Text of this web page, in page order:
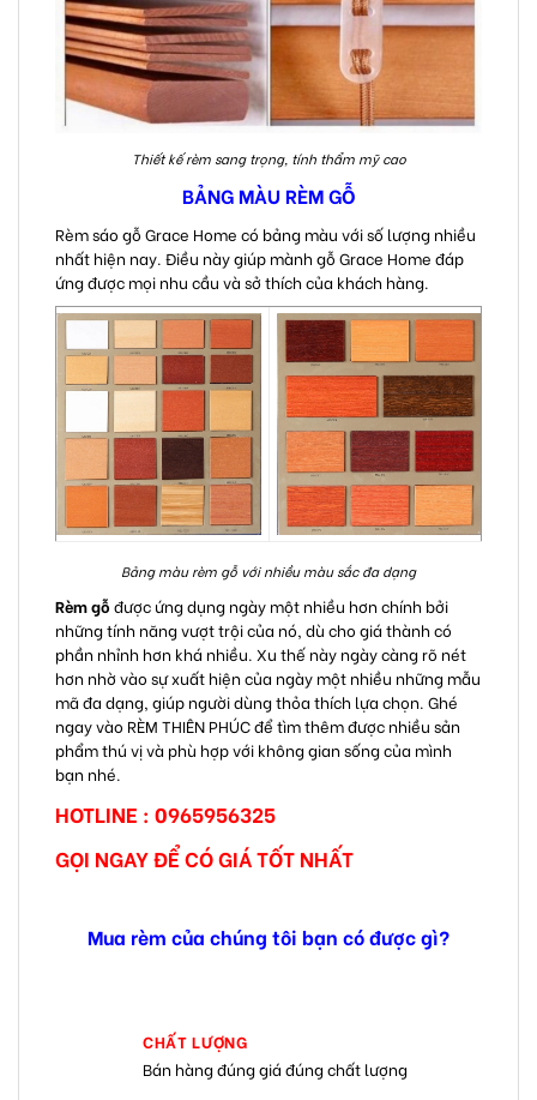
Thiết kế rèm sang trọng, tính thẩm mỹ cao
BẢNG MÀU RÈM GỖ
Rèm sáo gỗ Grace Home có bảng màu với số lượng nhiều
nhất hiện nay. Điều này giúp mành gỗ Grace Home đáp
ứng được mọi nhu cầu và sở thích của khách hàng.
Bảng màu rèm gỗ với nhiều màu sắc đa dạng
Rèm gỗ được ứng dụng ngày một nhiều hơn chính bởi
những tính năng vượt trội của nó, dù cho giá thành có
phần nhỉnh hơn khá nhiều. Xu thế này ngày càng rõ nét
hơn nhờ vào sự xuất hiện của ngày một nhiều những mẫu
mã đa dạng, giúp người dùng thỏa thích lựa chọn. Ghé
ngay vào RÈM THIÊN PHÚC để tìm thêm được nhiều sản
phẩm thú vị và phù hợp với không gian sống của mình
bạn nhé.
HOTLINE : 0965956325
GỌI NGAY ĐỂ CÓ GIÁ TỐT NHẤT
Mua rèm của chúng tôi bạn có được gì?
CHẤT LƯỢNG
Bán hàng đúng giá đúng chất lượng